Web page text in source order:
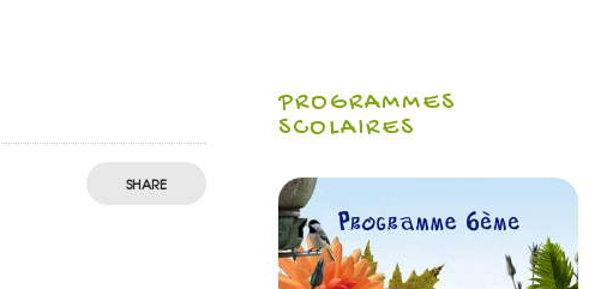
SHARE
PROGRAMMES
SCOLAIRES